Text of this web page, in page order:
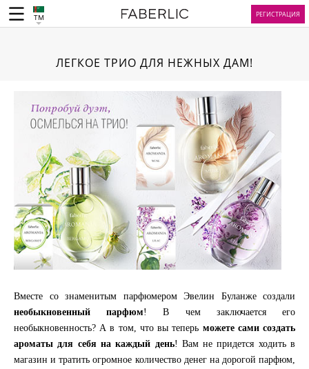
TM РЕГИСТРАЦИЯ
ЛЕГКОЕ ТРИО ДЛЯ НЕЖНЫХ ДАМ!
Вместе со знаменитым парфюмером Эвелин Буланже создали
необыкновенный парфюм! В чем заключается его
необыкновенность? А в том, что вы теперь можете сами создать
ароматы для себя на каждый день! Вам не придется ходить в
магазин и тратить огромное количество денег на дорогой парфюм,